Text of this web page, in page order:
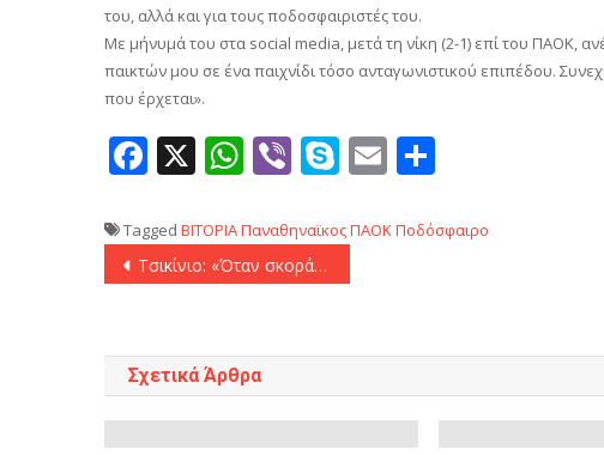
του, αλλά και για τους ποδοσφαιριστές του.
Με μήνυμά του στα social media, μετά τη νίκη (2-1) επί του ΠΑΟΚ,
παικτών μου σε ένα παιχνίδι τόσο ανταγωνιστικού επιπέδου.
που έρχεται».
Facebook
X WhatsApp
ViberSkype
Email
Tagged ΒΙΤΟΡΙΑΠαναθηναϊκοςΠΑΟΚΠοδόσφαιρο
Πλοήγηση
Τσικίνιο: «Όταν σκοράρω νιώθω πολύ ωραία, μπορούσαμε περισσότερα γκολ»
Σχετικά Άρθρα